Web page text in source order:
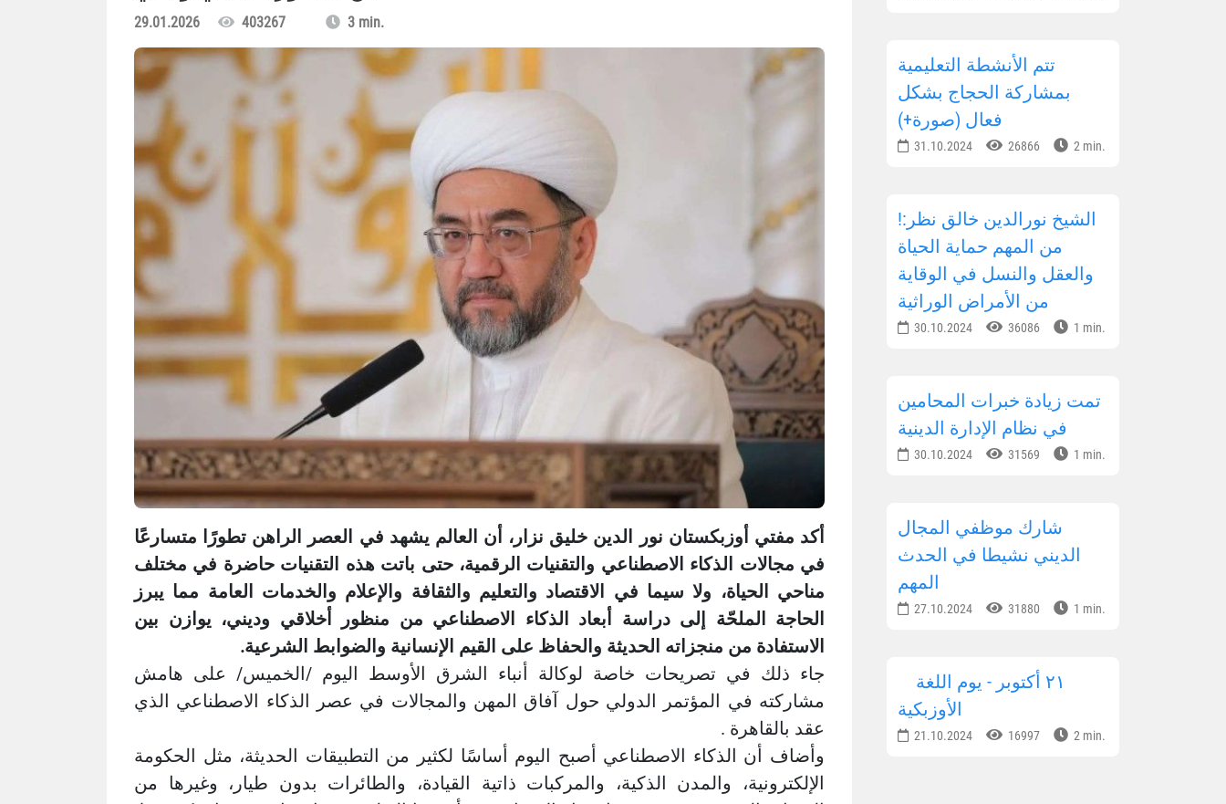
29.01.2026 403267 3 min.
أكد مفتي أوزبكستان نور الدين خليق نزار، أن العالم يشهد في العصر الراهن تطورًا متسارعًا
في مجالات الذكاء الاصطناعي والتقنيات الرقمية، حتى باتت هذه التقنيات حاضرة في مختلف
مناحي الحياة، ولا سيما في الاقتصاد والتعليم والثقافة والإعلام والخدمات العامة مما يبرز
الحاجة الملحّة إلى دراسة أبعاد الذكاء الاصطناعي من منظور أخلاقي وديني، يوازن بين
الاستفادة من منجزاته الحديثة والحفاظ على القيم الإنسانية والضوابط الشرعية.
جاء ذلك في تصريحات خاصة لوكالة أنباء الشرق الأوسط اليوم /الخميس/ على هامش
مشاركته في المؤتمر الدولي حول آفاق المهن والمجالات في عصر الذكاء الاصطناعي الذي
عقد بالقاهرة .
وأضاف أن الذكاء الاصطناعي أصبح اليوم أساسًا لكثير من التطبيقات الحديثة، مثل الحكومة
الإلكترونية، والمدن الذكية، والمركبات ذاتية القيادة، والطائرات بدون طيار، وغيرها من
تتم الأنشطة التعليمية
بمشاركة الحجاج بشكل
فعال (صورة+)
31.10.2024 26866 2 min.
!الشيخ نورالدين خالق نظر:
من المهم حماية الحياة
والعقل والنسل في الوقاية
من الأمراض الوراثية
30.10.2024 36086 1 min.
تمت زيادة خبرات المحامين
في نظام الإدارة الدينية
30.10.2024 31569 1 min.
شارك موظفي المجال
الديني نشيطا في الحدث
المهم
27.10.2024 31880 1 min.
الأوزبكية
21.10.2024 16997 2 min.